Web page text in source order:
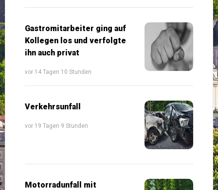
Gastromitarbeiter ging auf
Kollegen los und verfolgte
ihn auch privat
vor 14 Tagen 10 Stunden
Verkehrsunfall
vor 19 Tagen 9 Stunden
Motorradunfall mit